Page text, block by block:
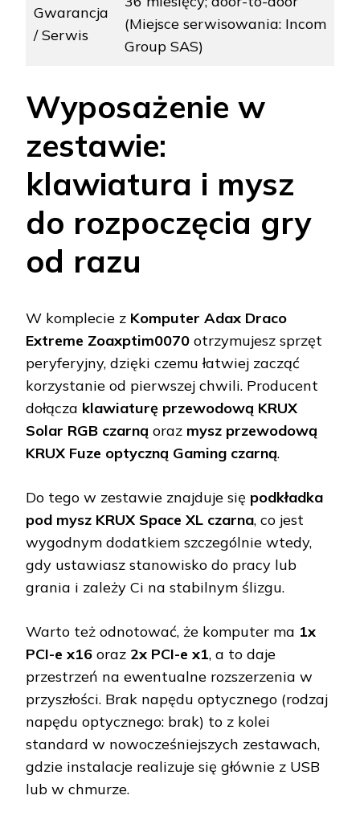
Gwarancja
/ Serwis
(Miejsce serwisowania: Incom
Group SAS)
Wyposażenie w
zestawie:
klawiatura i mysz
do rozpoczęcia gry
od razu
W komplecie z Komputer Adax Draco
Extreme Zoaxptim0070 otrzymujesz sprzęt
peryferyjny, dzięki czemu łatwiej zacząć
korzystanie od pierwszej chwili. Producent
dołącza klawiaturę przewodową KRUX
Solar RGB czarną oraz mysz przewodową
KRUX Fuze optyczną Gaming czarną.
Do tego w zestawie znajduje się podkładka
pod mysz KRUX Space XL czarna, co jest
wygodnym dodatkiem szczególnie wtedy,
gdy ustawiasz stanowisko do pracy lub
grania i zależy Ci na stabilnym ślizgu.
Warto też odnotować, że komputer ma 1x
PCI-e x16 oraz 2x PCI-e x1, a to daje
przestrzeń na ewentualne rozszerzenia w
przyszłości. Brak napędu optycznego (rodzaj
napędu optycznego: brak) to z kolei
standard w nowocześniejszych zestawach,
gdzie instalacje realizuje się głównie z USB
lub w chmurze.